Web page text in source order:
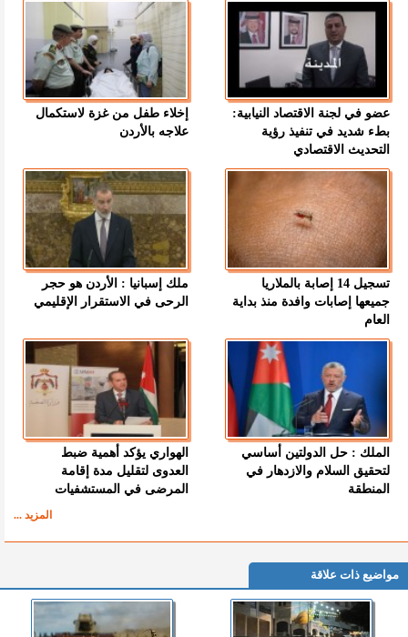
عضو في لجنة الاقتصاد النيابية:
بطء شديد في تنفيذ رؤية
التحديث الاقتصادي
إخلاء طفل من غزة لاستكمال
علاجه بالأردن
تسجيل 14 إصابة بالملاريا
جميعها إصابات وافدة منذ بداية
العام
ملك إسبانيا : الأردن هو حجر
الرحى في الاستقرار الإقليمي
الملك : حل الدولتين أساسي
لتحقيق السلام والازدهار في
المنطقة
الهواري يؤكد أهمية ضبط
العدوى لتقليل مدة إقامة
المرضى في المستشفيات
المزيد ...
مواضيع ذات علاقة